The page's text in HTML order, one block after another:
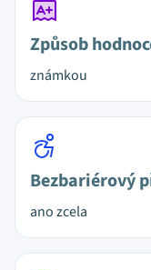
Způsob
známkou
Bezbariérový
ano zcela